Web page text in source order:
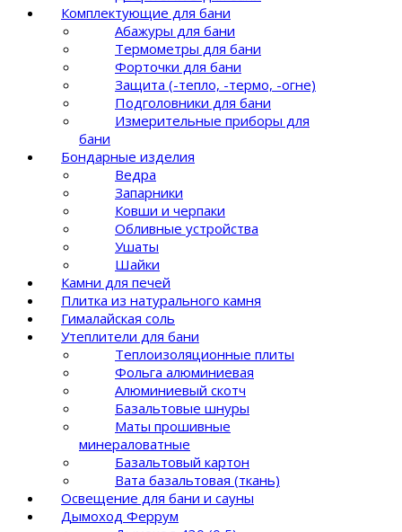
Комплектующие для бани
Абажуры для бани
Термометры для бани
Форточки для бани
Защита (-тепло, -термо, -огне)
Подголовники для бани
Измерительные приборы для
бани
Бондарные изделия
Ведра
Запарники
Ковши и черпаки
Обливные устройства
Ушаты
Шайки
Камни для печей
Плитка из натурального камня
Гималайская соль
Утеплители для бани
Теплоизоляционные плиты
Фольга алюминиевая
Алюминиевый скотч
Базальтовые шнуры
Маты прошивные
минераловатные
Базальтовый картон
Вата базальтовая (ткань)
Освещение для бани и сауны
Дымоход Феррум